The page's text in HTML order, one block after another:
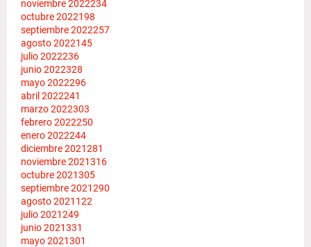
noviembre 2022234
octubre 2022198
septiembre 2022257
agosto 2022145
julio 2022236
junio 2022328
mayo 2022296
abril 2022241
marzo 2022303
febrero 2022250
enero 2022244
diciembre 2021281
noviembre 2021316
octubre 2021305
septiembre 2021290
agosto 2021 122
julio 2021249
junio 2021331
mayo 2021301